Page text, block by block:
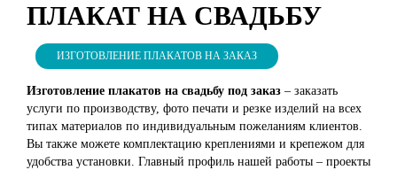
ПЛАКАТ НА СВАДЬБУ
ИЗГОТОВЛЕНИЕ ПЛАКАТОВ НА ЗАКАЗ
Изготовление плакатов на свадьбу под заказ – заказать
услуги по производству, фото печати и резке изделий на всех
типах материалов по индивидуальным пожеланиям клиентов.
Вы также можете комплектацию креплениями и крепежом для
удобства установки. Главный профиль нашей работы – проекты